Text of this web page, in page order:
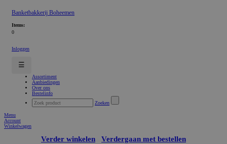
Banketbakkerij Boheemen
Items:
0
Inloggen
☰
Assortiment
Aanbiedingen
Over ons
Bestelinfo
Zoeken
Menu
Account
Winkelwagen
Verder winkelen Verdergaan met bestellen